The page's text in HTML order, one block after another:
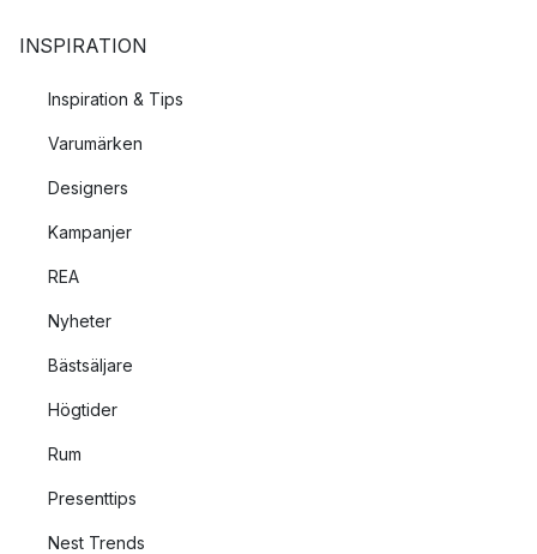
INSPIRATION
Inspiration & Tips
Varumärken
Designers
Kampanjer
REA
Nyheter
Bästsäljare
Högtider
Rum
Presenttips
Nest Trends